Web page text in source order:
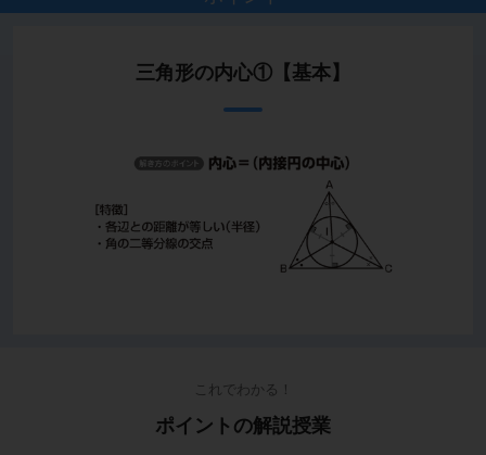
三角形の内心①【基本】
これでわかる！
ポイントの解説授業